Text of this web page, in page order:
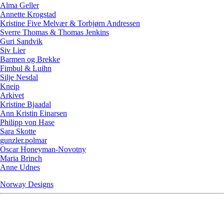
Alma Geller
Annette Krogstad
Kristine Five Melvær & Torbjørn Andressen
Sverre Thomas & Thomas Jenkins
Guri Sandvik
Siv Lier
Barmen og Brekke
Fimbul & Luihn
Silje Nesdal
Kneip
Arkivet
Kristine Bjaadal
Ann Kristin Einarsen
Philipp von Hase
Sara Skotte
gunzler.polmar
Oscar Honeyman-Novotny
Maria Brinch
Anne Udnes
Norway Designs